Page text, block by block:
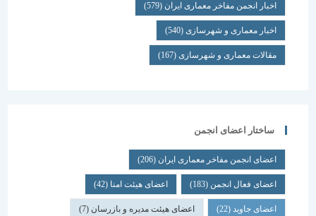
اخبار انجمن مفاخر معماری ایران (579)
اخبار معماری و شهرسازی(540)
مقالات معماری و شهرسازی(167)
ساختار اعضای انجمن
اعضای انجمن مفاخر معماری ایران (206)
اعضای فعال انجمن(183) اعضای هیئت امنا(42)
اعضای جاوید(22) اعضای هیئت مدیره و بازرسان(7)